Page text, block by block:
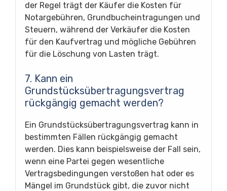
der Regel trägt der Käufer die Kosten für
Notargebühren, Grundbucheintragungen und
Steuern, während der Verkäufer die Kosten
für den Kaufvertrag und mögliche Gebühren
für die Löschung von Lasten trägt.
7. Kann ein
Grundstücksübertragungsvertrag
rückgängig gemacht werden?
Ein Grundstücksübertragungsvertrag kann in
bestimmten Fällen rückgängig gemacht
werden. Dies kann beispielsweise der Fall sein,
wenn eine Partei gegen wesentliche
Vertragsbedingungen verstoßen hat oder es
Mängel im Grundstück gibt, die zuvor nicht